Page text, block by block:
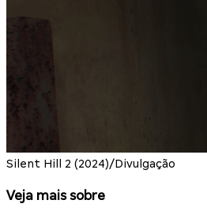
Silent Hill 2 (2024)/Divulgação
Veja mais sobre